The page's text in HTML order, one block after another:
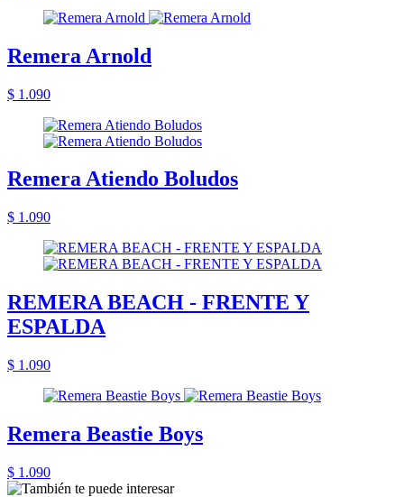
Remera Arnold
$ 1.090
Remera Atiendo Boludos
$ 1.090
REMERA BEACH - FRENTE Y
ESPALDA
$ 1.090
Remera Beastie Boys
$ 1.090